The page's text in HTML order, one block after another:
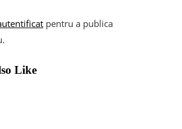
pentru a publica
Like